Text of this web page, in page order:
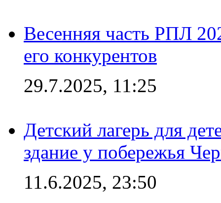
Весенняя часть РПЛ
его конкурентов
29.7.2025, 11:25
Детский лагерь для
здание у побережья
11.6.2025, 23:50